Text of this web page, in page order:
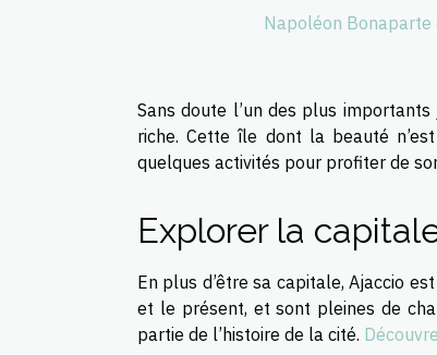
Napoléon Bonaparte
Sans doute l’un des plus
riche. Cette île dont la beauté
quelques activités pour profiter de
Explorer la
En plus d’être sa capitale, Ajaccio
et le présent, et sont pleines de
partie de l’histoire de la cité.